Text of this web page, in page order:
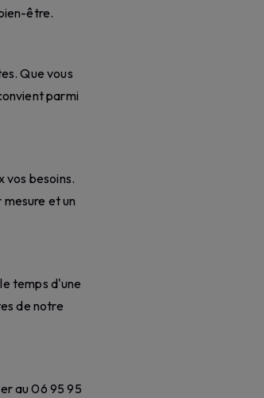
être.
Que vous
parmi
vos besoins.
et un
temps d'une
de notre
au 06 95 95